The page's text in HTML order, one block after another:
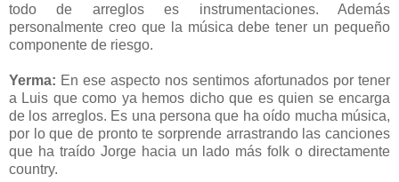
todo de arreglos es instrumentaciones. Además
personalmente creo que la música debe tener un pequeño
componente de riesgo.
Yerma: En ese aspecto nos sentimos afortunados por tener
a Luis que como ya hemos dicho que es quien se encarga
de los arreglos. Es una persona que ha oído mucha música,
por lo que de pronto te sorprende arrastrando las canciones
que ha traído Jorge hacia un lado más folk o directamente
country.